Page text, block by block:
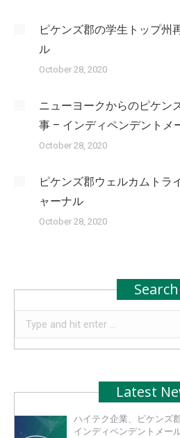
ピケンズ郡の学生トップ州
ル
October 28, 2020
ニューヨークからのピケン
事 – インディペンデントメ
October 28, 2020
ピケンズ郡ウェルカムトラ
ャーナル
October 28, 2020
Search
Search:
Latest
ハイテク企業、ピケンズ
インディペンデントメー